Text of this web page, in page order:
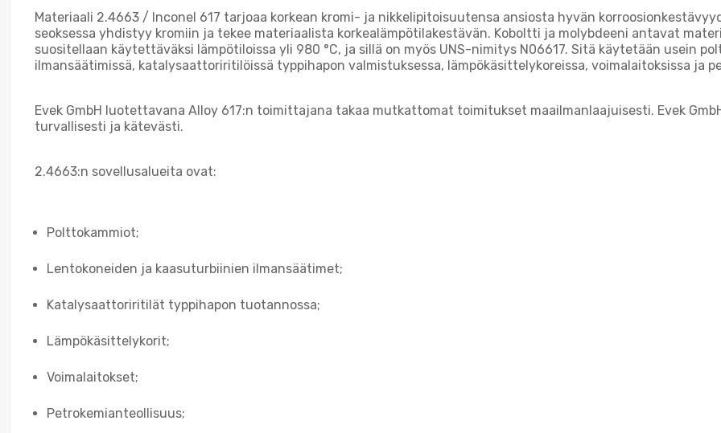
Materiaali 2.4663 / Inconel 617 tarjoaa korkean kromi- ja nikkelipitoisuutensa ansiosta hyvän
seoksessa yhdistyy kromiin ja tekee materiaalista korkealämpötilakestävän. Koboltti ja molybdeeni antavat
suositellaan käytettäväksi lämpötiloissa yli 980 °C, ja sillä on myös UNS-nimitys N06617. Sitä käytetään usein
ilmansäätimissä, katalysaattoriritilöissä typpihapon valmistuksessa, lämpökäsittelykoreissa, voimalaitoksissa ja
Evek GmbH luotettavana Alloy 617:n toimittajana takaa mutkattomat toimitukset maailmanlaajuisesti. Evek
turvallisesti ja kätevästi.
2.4663:n sovellusalueita ovat:
Polttokammiot;
Lentokoneiden ja kaasuturbiinien ilmansäätimet;
Katalysaattoriritilät typpihapon tuotannossa;
Lämpökäsittelykorit;
Voimalaitokset;
Petrokemianteollisuus;